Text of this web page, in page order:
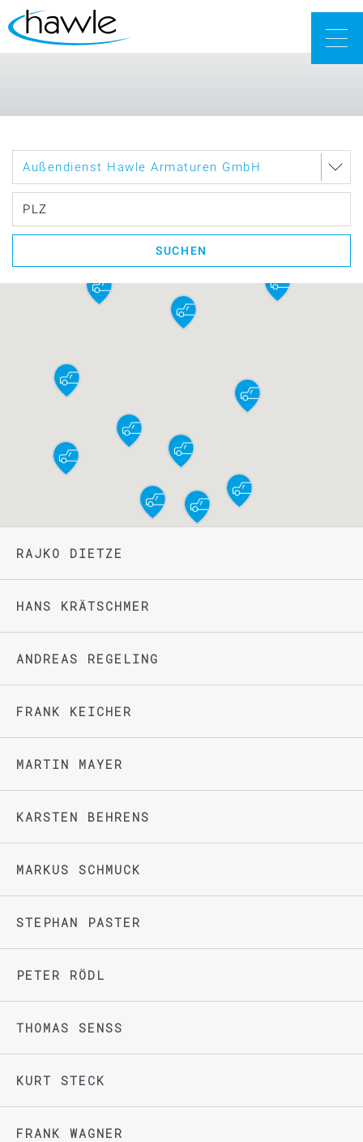
SUCHEN
RAJKO DIETZE
HANS KRÄTSCHMER
ANDREAS REGELING
FRANK KEICHER
MARTIN MAYER
KARSTEN BEHRENS
MARKUS SCHMUCK
STEPHAN PASTER
PETER RÖDL
THOMAS SENSS
KURT STECK
FRANK WAGNER